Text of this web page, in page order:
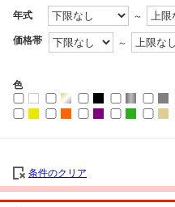
年式 ～
価格帯 ～
色
条件のクリア